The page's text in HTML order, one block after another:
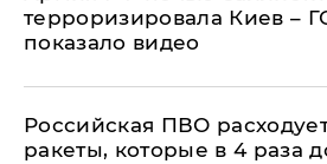
терроризировала Киев –
показало видео
Российская ПВО
ракеты, которые в 4 раза